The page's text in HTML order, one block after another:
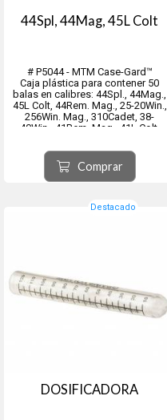
44Spl, 44Mag, 45L Colt
# P5044 - MTM Case-Gard™
Caja plástica para contener 50
balas en calibres: 44Spl., 44Mag.,
45L Colt, 44Rem. Mag., 25-20Win.,
256Win. Mag., 310Cadet, 38-
40Win., 41Rem. Mag., 41L Colt,
Schofield, 460Rowland.
Comprar
Destacado
DOSIFICADORA